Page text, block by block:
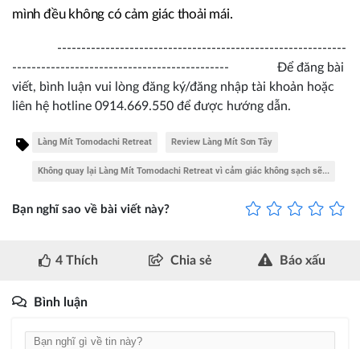
mình đều không có cảm giác thoải mái.
------------------------------------------------------------
--------------------------------------------- Để đăng bài
viết, bình luận vui lòng đăng ký/đăng nhập tài khoản hoặc
liên hệ hotline 0914.669.550 để được hướng dẫn.
Làng Mít Tomodachi Retreat Review Làng Mít Sơn Tây
Không quay lại Làng Mít Tomodachi Retreat vì cảm giác không sạch sẽ...
Bạn nghĩ sao về bài viết này?
4 Thích Chia sẻ Báo xấu
Bình luận